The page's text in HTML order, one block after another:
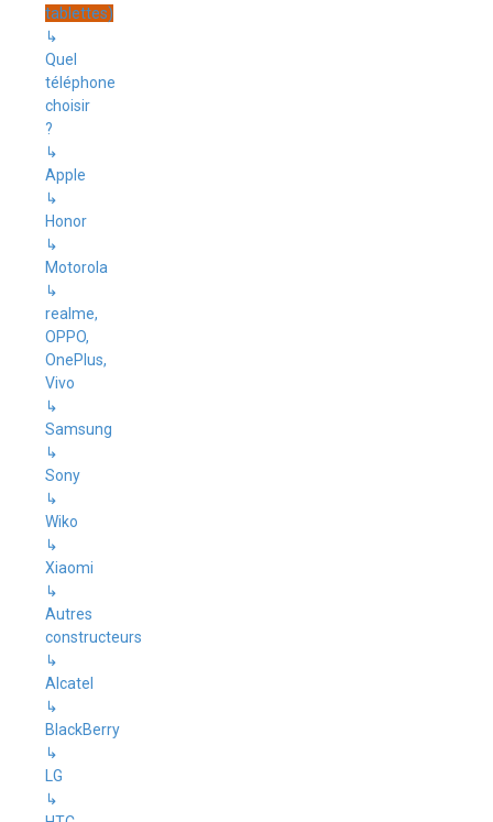
tablettes)
↳
Quel
téléphone
choisir
?
↳
Apple
↳
Honor
↳
Motorola
↳
realme,
OPPO,
OnePlus,
Vivo
↳
Samsung
↳
Sony
↳
Wiko
↳
Xiaomi
↳
Autres
constructeurs
↳
Alcatel
↳
BlackBerry
↳
LG
↳